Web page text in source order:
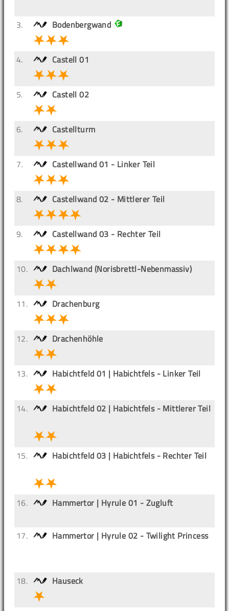
3. Bodenbergwand
4. Castell 01
5. Castell 02
6. Castellturm
7. Castellwand 01 - Linker Teil
8. Castellwand 02 - Mittlerer Teil
9. Castellwand 03 - Rechter Teil
10. Dachlwand (Norisbrettl-Nebenmassiv)
11. Drachenburg
12. Drachenhöhle
13. Habichtfeld 01 | Habichtfels - Linker Teil
14. Habichtfeld 02 | Habichtfels - Mittlerer Teil
15. Habichtfeld 03 | Habichtfels - Rechter Teil
16. Hammertor | Hyrule 01 - Zugluft
17. Hammertor | Hyrule 02 - Twilight Princess
18. Hauseck